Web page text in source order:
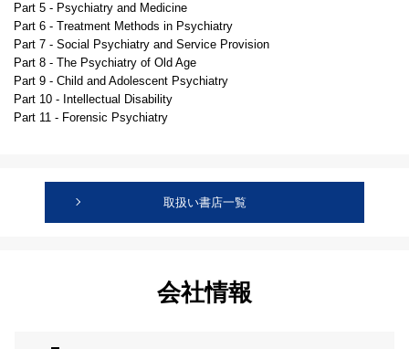
Part 5 - Psychiatry and Medicine
Part 6 - Treatment Methods in Psychiatry
Part 7 - Social Psychiatry and Service Provision
Part 8 - The Psychiatry of Old Age
Part 9 - Child and Adolescent Psychiatry
Part 10 - Intellectual Disability
Part 11 - Forensic Psychiatry
取扱い書店一覧
会社情報